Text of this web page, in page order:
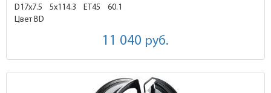
D17x7.5 5x114.3 ET45
60.1
Цвет BD
11 040 руб.